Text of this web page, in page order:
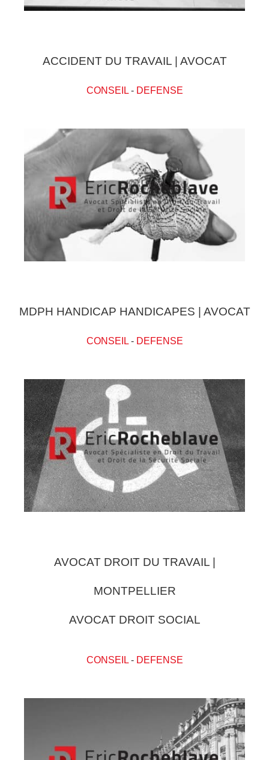
ACCIDENT DU TRAVAIL | AVOCAT
CONSEIL- DEFENSE
MDPH HANDICAP HANDICAPES | AVOCAT
CONSEIL- DEFENSE
AVOCAT DROIT DU TRAVAIL |
MONTPELLIER
AVOCAT DROIT SOCIAL
CONSEIL- DEFENSE